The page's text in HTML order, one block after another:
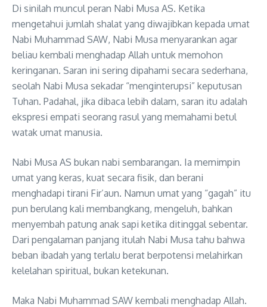
Di sinilah muncul peran Nabi Musa AS. Ketika
mengetahui jumlah shalat yang diwajibkan kepada umat
Nabi Muhammad SAW, Nabi Musa menyarankan agar
beliau kembali menghadap Allah untuk memohon
keringanan. Saran ini sering dipahami secara sederhana,
seolah Nabi Musa sekadar “menginterupsi” keputusan
Tuhan. Padahal, jika dibaca lebih dalam, saran itu adalah
ekspresi empati seorang rasul yang memahami betul
watak umat manusia.
Nabi Musa AS bukan nabi sembarangan. Ia memimpin
umat yang keras, kuat secara fisik, dan berani
menghadapi tirani Fir’aun. Namun umat yang “gagah” itu
pun berulang kali membangkang, mengeluh, bahkan
menyembah patung anak sapi ketika ditinggal sebentar.
Dari pengalaman panjang itulah Nabi Musa tahu bahwa
beban ibadah yang terlalu berat berpotensi melahirkan
kelelahan spiritual, bukan ketekunan.
Maka Nabi Muhammad SAW kembali menghadap Allah.